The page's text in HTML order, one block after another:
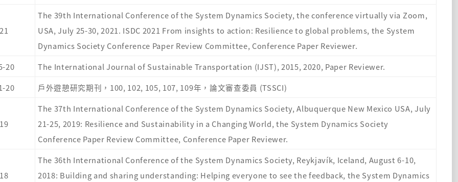
The 39th International Conference of the System Dynamics Society, the conference virtually via Zoom,
USA, July 25-30, 2021. ISDC 2021 From insights to action: Resilience to global problems, the System
Dynamics Society Conference Paper Review Committee, Conference Paper Reviewer.
20
The International Journal of Sustainable Transportation (IJST), 2015, 2020, Paper Reviewer.
20
戶外遊憩研究期刊，100, 102, 105, 107, 109年，論文審查委員 (TSSCI)
The 37th International Conference of the System Dynamics Society, Albuquerque New Mexico USA, July
21-25, 2019: Resilience and Sustainability in a Changing World, the System Dynamics Society
Conference Paper Review Committee, Conference Paper Reviewer.
The 36th International Conference of the System Dynamics Society, Reykjavík, Iceland, August 6-10,
2018: Building and sharing understanding: Helping everyone to see the feedback, the System Dynamics